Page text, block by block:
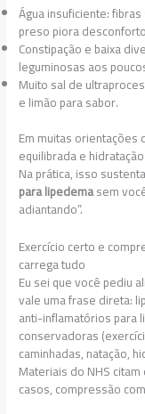
Água insuficiente:
preso piora
Constipação e baixa
leguminosas aos
Muito sal de
e limão para sabor.
Em muitas orientações
equilibrada e
Na prática, isso
para lipedemasem
adiantando”.
Exercício certo e
carrega tudo
Eu sei que você pediu
vale uma frase direta:
anti-inflamatórios para
conservadoras
caminhadas, natação,
Materiais do NHS
casos, compressão